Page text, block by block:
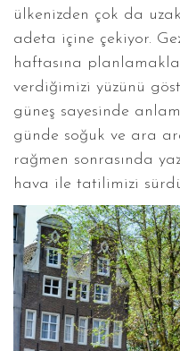
ülkenizden çok da
adeta içine çekiyor.
haftasına
verdiğimizi yüzünü
güneş sayesinde
günde soğuk ve ara
rağmen sonrasında
hava ile tatilimizi